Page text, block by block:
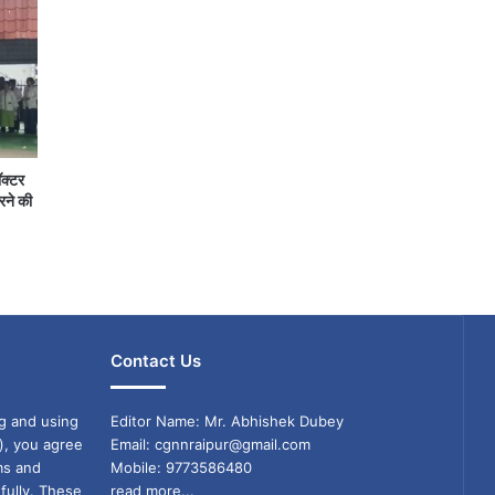
की
and using
you agree
and
These
Contact Us
Editor Name: Mr. Abhishek Dubey
Email: cgnnraipur@gmail.com
Mobile: 9773586480
read more...